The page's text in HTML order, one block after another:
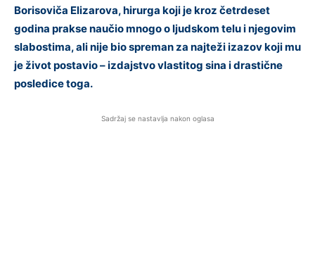
Borisoviča Elizarova, hirurga koji je kroz četrdeset
godina prakse naučio mnogo o ljudskom telu i njegovim
slabostima, ali nije bio spreman za najteži izazov koji mu
je život postavio – izdajstvo vlastitog sina i drastične
posledice toga.
Sadržaj se nastavlja nakon oglasa